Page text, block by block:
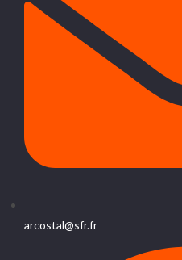
arcostal@sfr.fr